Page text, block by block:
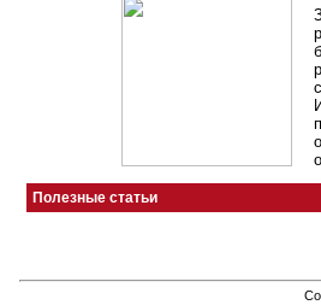
Полезные статьи